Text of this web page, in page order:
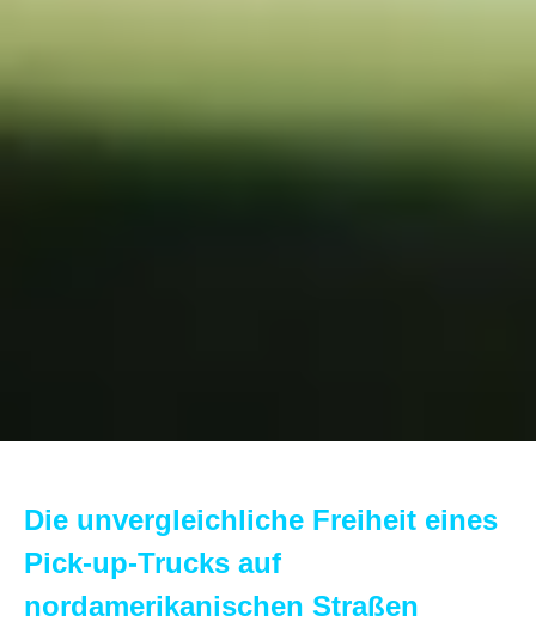
Die unvergleichliche Freiheit eines
Pick-up-Trucks auf
nordamerikanischen Straßen